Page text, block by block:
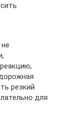
резкий
для